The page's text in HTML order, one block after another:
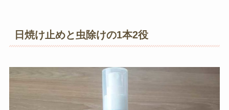
日焼け止めと虫除けの1本2役